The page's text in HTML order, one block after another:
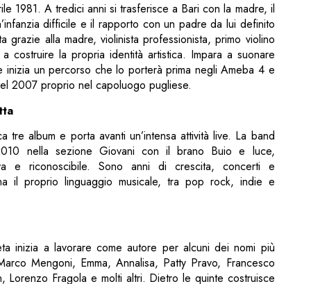
1981. A tredici anni si trasferisce a Bari con la madre, il
difficile e il rapporto con un padre da lui definito
grazie alla madre, violinista professionista, primo violino
costruire la propria identità artistica. Impara a suonare
un percorso che lo porterà prima negli Ameba 4 e
2007 proprio nel capoluogo pugliese.
tre album e porta avanti un’intensa attività live. La band
nella sezione Giovani con il brano Buio e luce,
e riconoscibile. Sono anni di crescita, concerti e
il proprio linguaggio musicale, tra pop rock, indie e
inizia a lavorare come autore per alcuni dei nomi più
Mengoni, Emma, Annalisa, Patty Pravo, Francesco
Lorenzo Fragola e molti altri. Dietro le quinte costruisce